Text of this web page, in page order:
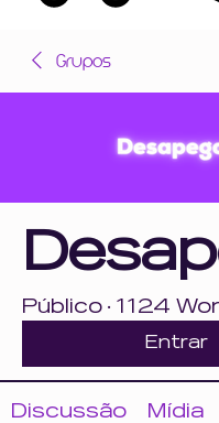
Grupos
Público · 1124
Entrar
Discussão Mídia